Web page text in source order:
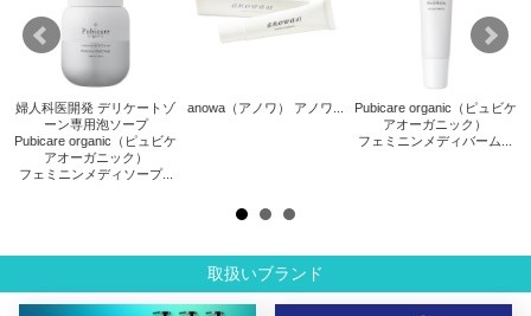
婦人科医開発 デリケートゾ
ーン専用泡ソープ
Pubicare organic（ピュビケ
アオーガニック）
フェミニンメディソープ...
anowa（アノワ） アノワ...
Pubicare organic（ピュビケ
アオーガニック）
フェミニンメディバーム...
取扱いブランド